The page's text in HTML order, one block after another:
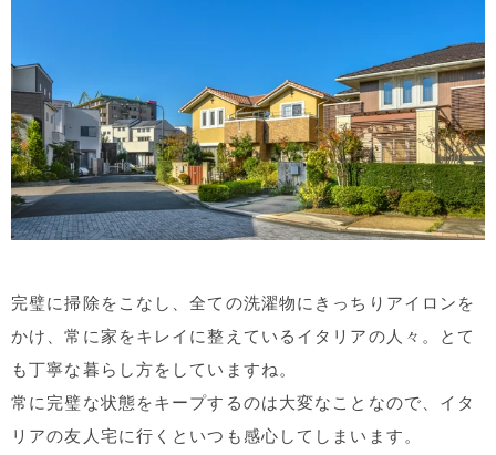
完璧に掃除をこなし、全ての洗濯物にきっちりアイロンを
かけ、常に家をキレイに整えているイタリアの人々。とて
も丁寧な暮らし方をしていますね。
常に完璧な状態をキープするのは大変なことなので、イタ
リアの友人宅に行くといつも感心してしまいます。